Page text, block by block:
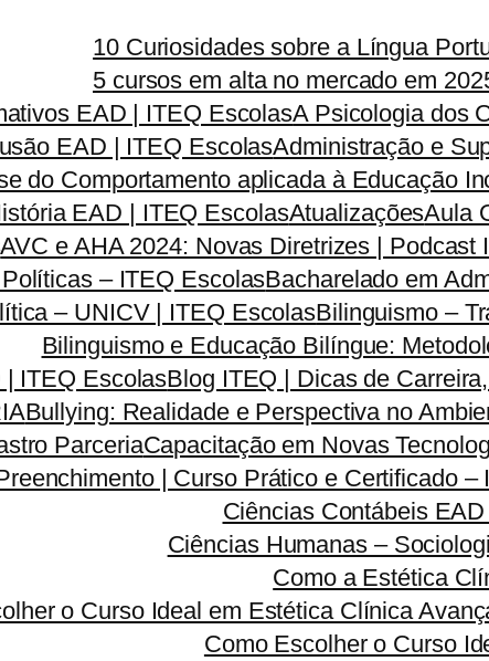
10 Curiosidades sobre a Língua
5 cursos em alta no mercado em
EAD | ITEQ EscolasA Psicologia dos
EAD | ITEQ EscolasAdministração e
do Comportamento aplicada à Educação
EAD | ITEQ EscolasAtualizaçõesAula
AVC e AHA 2024: Novas Diretrizes | Podcast
– ITEQ EscolasBacharelado em
– UNICV | ITEQ EscolasBilinguismo –
Bilinguismo e Educação Bilíngue:
ITEQ EscolasBlog ITEQ | Dicas de
Bullying: Realidade e Perspectiva no
ParceriaCapacitação em Novas
| Curso Prático e Certificado –
Ciências Contábeis
Ciências Humanas –
Como a Estética
o Curso Ideal em Estética Clínica
Como Escolher o Curso